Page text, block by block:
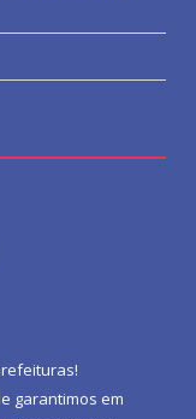
!
garantimos em